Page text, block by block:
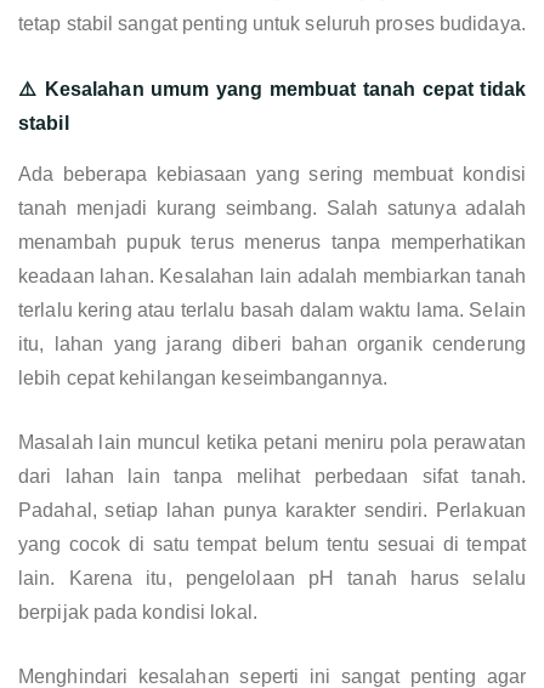
tetap stabil sangat penting untuk seluruh proses budidaya.
⚠️ Kesalahan umum yang membuat tanah cepat tidak
stabil
Ada beberapa kebiasaan yang sering membuat kondisi
tanah menjadi kurang seimbang. Salah satunya adalah
menambah pupuk terus menerus tanpa memperhatikan
keadaan lahan. Kesalahan lain adalah membiarkan tanah
terlalu kering atau terlalu basah dalam waktu lama. Selain
itu, lahan yang jarang diberi bahan organik cenderung
lebih cepat kehilangan keseimbangannya.
Masalah lain muncul ketika petani meniru pola perawatan
dari lahan lain tanpa melihat perbedaan sifat tanah.
Padahal, setiap lahan punya karakter sendiri. Perlakuan
yang cocok di satu tempat belum tentu sesuai di tempat
lain. Karena itu, pengelolaan pH tanah harus selalu
berpijak pada kondisi lokal.
Menghindari kesalahan seperti ini sangat penting agar